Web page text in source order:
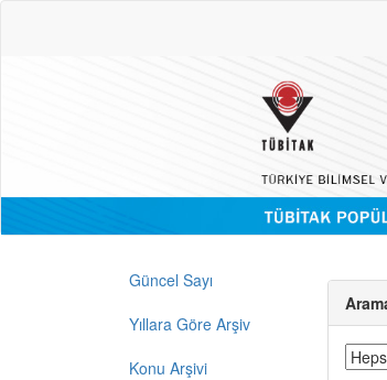
Güncel Sayı
Yıllara Göre Arşiv
Konu Arşivi